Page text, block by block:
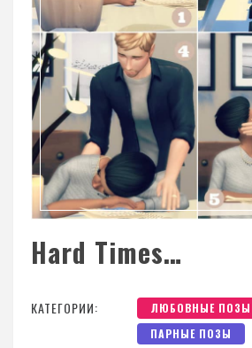
Hard Times…
КАТЕГОРИИ:
ЛЮБОВНЫЕ ПОЗЫ
ПАРНЫЕ ПОЗЫ